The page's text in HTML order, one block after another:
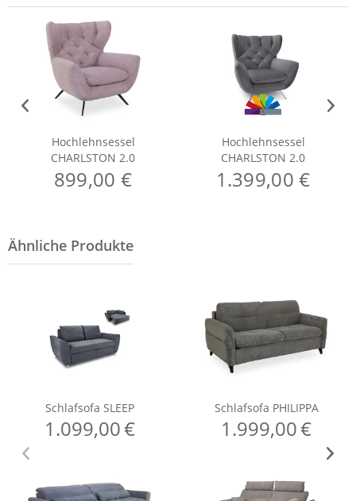
Hochlehnsessel
CHARLSTON 2.0
899,00 €
Hochlehnsessel
CHARLSTON 2.0
1.399,00 €